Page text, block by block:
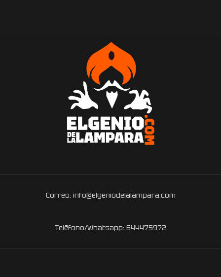
Correo: info@elgeniodelalampara.com
Teléfono/Whatsapp: 644475972